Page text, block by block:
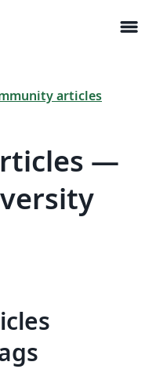
menu
articles
—